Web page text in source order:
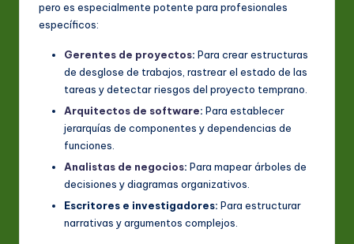
pero es especialmente potente para profesionales
específicos:
Gerentes de proyectos: Para crear estructuras
de desglose de trabajos, rastrear el estado de las
tareas y detectar riesgos del proyecto temprano.
Arquitectos de software: Para establecer
jerarquías de componentes y dependencias de
funciones.
Analistas de negocios: Para mapear árboles de
decisiones y diagramas organizativos.
Escritores e investigadores: Para estructurar
narrativas y argumentos complejos.